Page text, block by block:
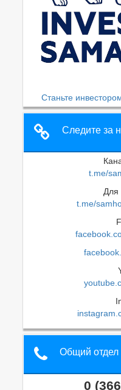
Станьте
Следите за
t.me/
Для
t.me/
Общий отдел
0